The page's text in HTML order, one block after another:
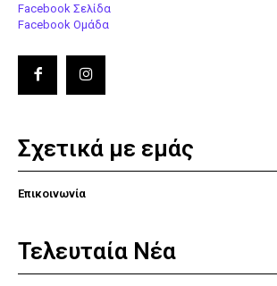
Facebook Σελίδα
Facebook Ομάδα
Σχετικά με εμάς
Επικοινωνία
Τελευταία Νέα